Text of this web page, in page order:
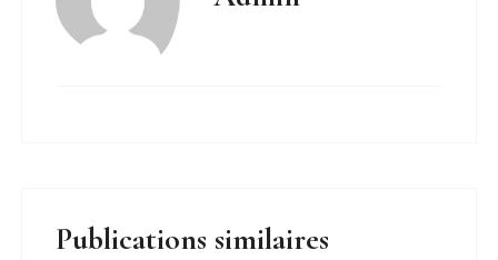
Publications similaires